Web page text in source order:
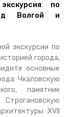
по
Волгой и
экскурсии по
города,
основные
Чкаловскую
памятник
ХVII